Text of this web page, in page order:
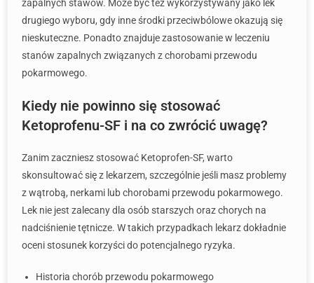
zapalnych stawów. Może być też wykorzystywany jako lek
drugiego wyboru, gdy inne środki przeciwbólowe okazują się
nieskuteczne. Ponadto znajduje zastosowanie w leczeniu
stanów zapalnych związanych z chorobami przewodu
pokarmowego.
Kiedy nie powinno się stosować
Ketoprofenu-SF i na co zwrócić uwagę?
Zanim zaczniesz stosować Ketoprofen-SF, warto
skonsultować się z lekarzem, szczególnie jeśli masz problemy
z wątrobą, nerkami lub chorobami przewodu pokarmowego.
Lek nie jest zalecany dla osób starszych oraz chorych na
nadciśnienie tętnicze. W takich przypadkach lekarz dokładnie
oceni stosunek korzyści do potencjalnego ryzyka.
Historia chorób przewodu pokarmowego